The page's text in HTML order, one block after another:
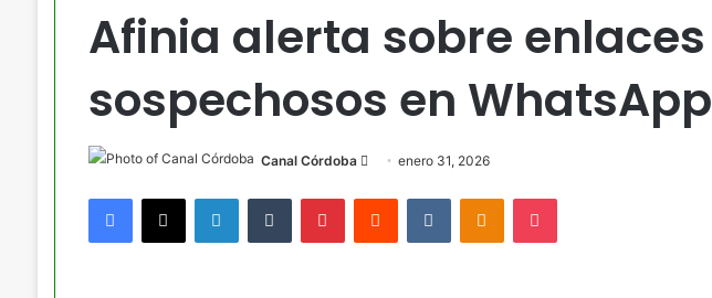
Afinia alerta sobre enlaces
sospechosos en WhatsApp
Canal Córdoba Send
email
enero 31, 2026
Facebook
X LinkedInTumblr PinterestReddit VKontakteOdnoklassniki
Pocket